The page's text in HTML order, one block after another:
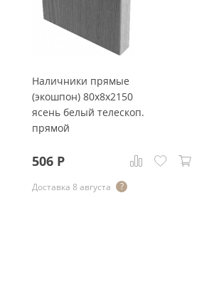
Наличники прямые
(экошпон) 80x8x2150
ясень белый телескоп.
прямой
506 Р
Доставка 8 августа